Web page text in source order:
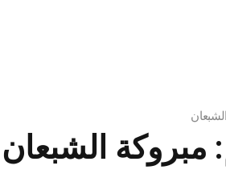
مبروكة الشبعان